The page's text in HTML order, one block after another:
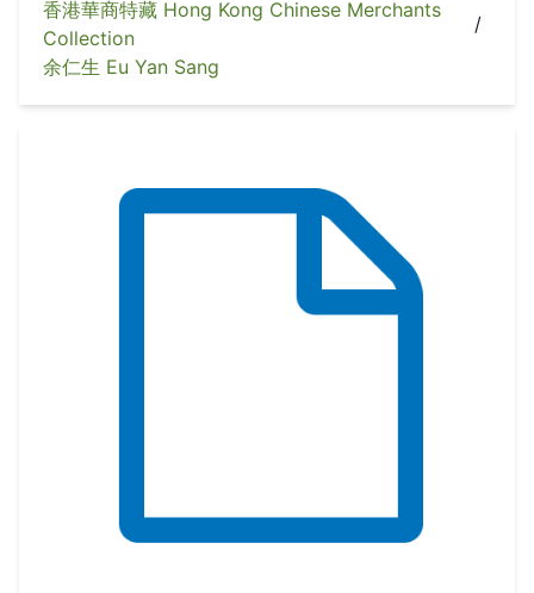
香港華商特藏 Hong Kong Chinese Merchants
Collection
/
余仁生 Eu Yan Sang